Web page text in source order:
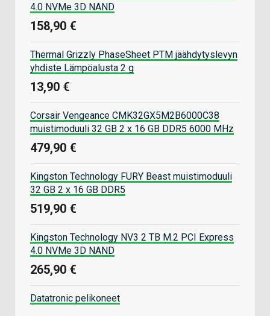
4.0 NVMe 3D NAND
158,90 €
Thermal Grizzly PhaseSheet PTM jäähdytyslevyn
yhdiste Lämpöalusta 2 g
13,90 €
Corsair Vengeance CMK32GX5M2B6000C38
muistimoduuli 32 GB 2 x 16 GB DDR5 6000 MHz
479,90 €
Kingston Technology FURY Beast muistimoduuli
32 GB 2 x 16 GB DDR5
519,90 €
Kingston Technology NV3 2 TB M.2 PCI Express
4.0 NVMe 3D NAND
265,90 €
Datatronic pelikoneet